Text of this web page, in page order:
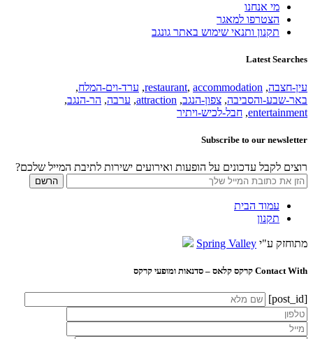
מי אנחנו
הצטרפו למאגר
תקנון ותנאי שימוש באתר גונגב
Latest Searches
עין-חצבה,
restaurant, accommodation
, ערד-וים-המלח,
באר-שבע-והסביבה, צפון-הנגב,
attraction
, ערבה, הר-הנגב,
entertainment
, חבל-לכיש-ויתיר
Subscribe to our newsletter
רוצים לקבל עדכונים על הופעות ואירועים ישירות לתיבת המייל שלכם?
עמוד הבית
תקנון
מתוחזק ע"י Spring Valley
Contact With קרקס קלאס – סדנאות ומופעי קרקס
[post_id]